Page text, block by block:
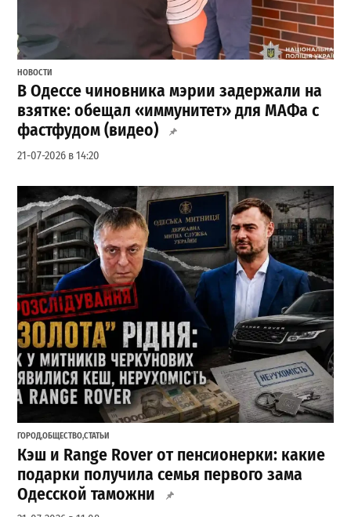
НОВОСТИ
В Одессе чиновника мэрии задержали на
взятке: обещал «иммунитет» для МАФа с
фастфудом (видео)
21-07-2026 в 14:20
ГОРОД,ОБЩЕСТВО,СТАТЬИ
Кэш и Range Rover от пенсионерки: какие
подарки получила семья первого зама
Одесской таможни